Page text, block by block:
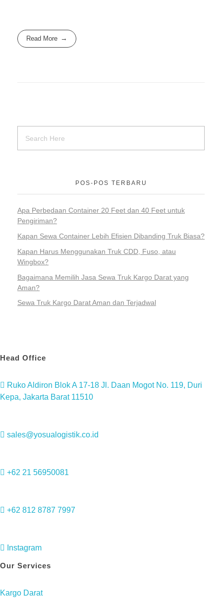
Read More
POS-POS TERBARU
Apa Perbedaan Container 20 Feet dan 40 Feet untuk
Pengiriman?
Kapan Sewa Container Lebih Efisien Dibanding Truk Biasa?
Kapan Harus Menggunakan Truk CDD, Fuso, atau
Wingbox?
Bagaimana Memilih Jasa Sewa Truk Kargo Darat yang
Aman?
Sewa Truk Kargo Darat Aman dan Terjadwal
Head Office
Ruko Aldiron Blok A 17-18 Jl. Daan Mogot No. 119, Duri
Kepa, Jakarta Barat 11510
sales@yosualogistik.co.id
+62 21 56950081
+62 812 8787 7997
Instagram
Our Services
Kargo Darat